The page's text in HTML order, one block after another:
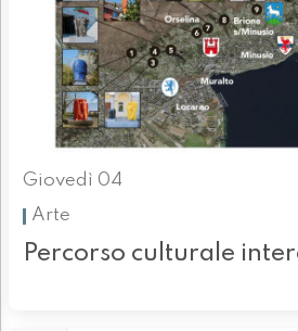
Giovedì 04
Arte
Percorso culturale